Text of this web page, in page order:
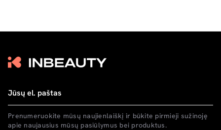
Prenumeruokite mūsų naujienlaiškį ir būkite pirmieji sužinoję
apie naujausius mūsų pasiūlymus bei produktus.